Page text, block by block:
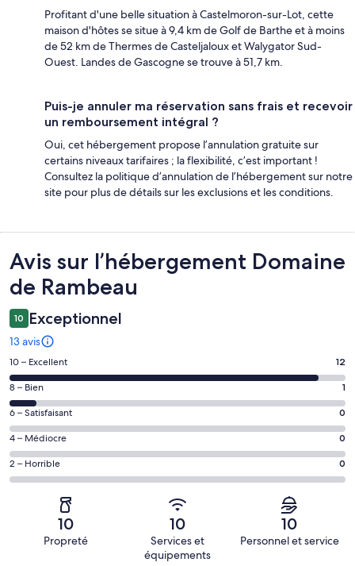
Profitant d'une belle situation à Castelmoron-sur-Lot, cette
maison d'hôtes se situe à 9,4 km de Golf de Barthe et à moins
de 52 km de Thermes de Casteljaloux et Walygator Sud-
Ouest. Landes de Gascogne se trouve à 51,7 km.
Puis-je annuler ma réservation sans frais et recevoir
un remboursement intégral ?
Oui, cet hébergement propose l’annulation gratuite sur
certains niveaux tarifaires ; la flexibilité, c’est important !
Consultez la politique d’annulation de l’hébergement sur notre
site pour plus de détails sur les exclusions et les conditions.
Avis
Avis sur l’hébergement Domaine
de Rambeau
10 Exceptionnel
13 avis
Note
des
voyageurs
de 10
(Excellent),
d’après 12 avis
sur 13.
10 – Excellent 12
Note
des
voyageurs
de 8
(Bien),
d’après 1 avis
8 – Bien 1
Note
des
voyageurs
de 6
(Satisfaisant),
d’après 0 avis
6 – Satisfaisant 0
Note
des
voyageurs
(Médiocre),
d’après 0 avis
4 – Médiocre 0
Note
des
voyageurs
(Horrible),
d’après 0 avis
2 – Horrible 0
10
Propreté
10
Services et
équipements
10
Personnel et service